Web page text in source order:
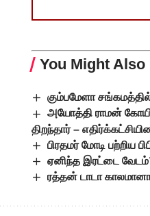
You Might Also
கும்பமேளா
அயோத்தி ராமன்
திறந்தார் –
பிரதமர் மோடி
ஏனிந்த இரட்டை
ரத்தன் டாடா